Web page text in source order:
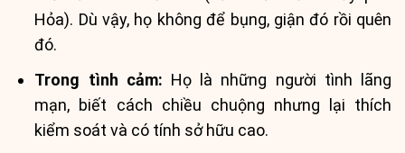
Hỏa). Dù vậy, họ không để bụng, giận đó rồi quên
đó.
Trong tình cảm: Họ là những người tình lãng
mạn, biết cách chiều chuộng nhưng lại thích
kiểm soát và có tính sở hữu cao.